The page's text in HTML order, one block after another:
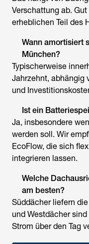
Verschattung ab.
erheblichen Teil des
Wann amortisiert
München?
Typischerweise
Jahrzehnt, abhängig
und
Ist ein
Ja, insbesondere
werden soll. Wir
EcoFlow, die sich
integrieren lassen.
Welche
am besten?
Süddächer liefern
und Westdächer
Strom über den Tag